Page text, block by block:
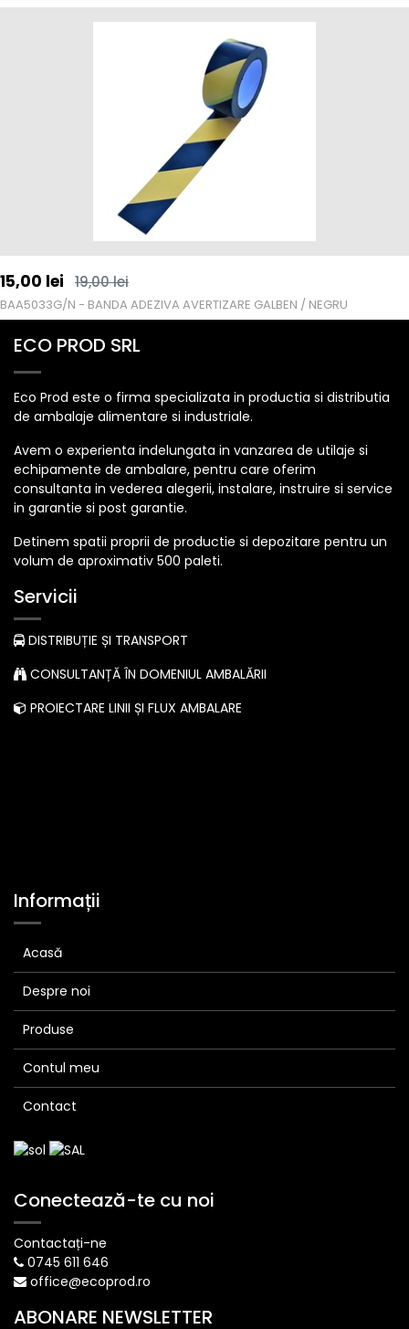
15,00 lei 19,00lei
BAA5033G/N - BANDA ADEZIVA AVERTIZARE GALBEN / NEGRU
ECO PROD SRL
Eco Prod este o firma specializata in productia si distributia
de ambalaje alimentare si industriale.
Avem o experienta indelungata in vanzarea de utilaje si
echipamente de ambalare, pentru care oferim
consultanta in vederea alegerii, instalare, instruire si service
in garantie si post garantie.
Detinem spatii proprii de productie si depozitare pentru un
volum de aproximativ 500 paleti.
Servicii
DISTRIBUȚIE ȘI TRANSPORT
CONSULTANȚĂ ÎN DOMENIUL AMBALĂRII
PROIECTARE LINII ȘI FLUX AMBALARE
Informații
Acasă
Despre noi
Produse
Contul meu
Contact
Conectează-te cu noi
Contactați-ne
0745 611 646
office@ecoprod.ro
ABONARE NEWSLETTER